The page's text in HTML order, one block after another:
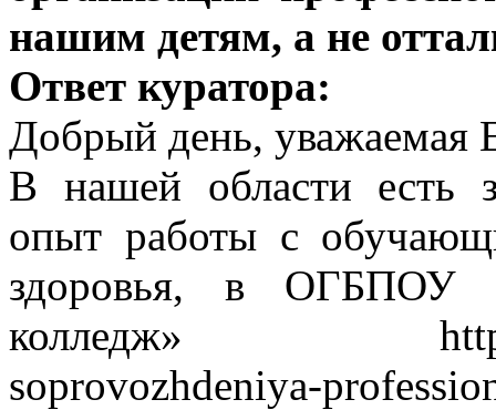
нашим детям, а не
Ответ куратора:
Добрый день, уважаемая
В нашей области есть
опыт работы с
здоровья, в ОГБПОУ
колледж» http://
soprovozhdeniya-